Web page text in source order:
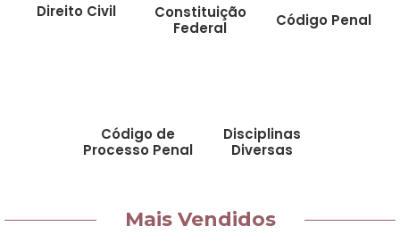
Direito Civil
Constituição
Federal
Código Penal
Código de
Processo Penal
Disciplinas
Diversas
Mais Vendidos